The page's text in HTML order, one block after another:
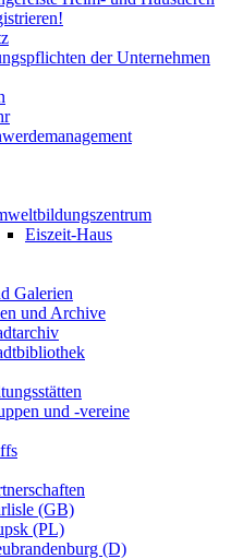
der Unternehmen
Eiszeit-Haus
Galerien
und Archive
und -vereine
(GB)
(PL)
(D)